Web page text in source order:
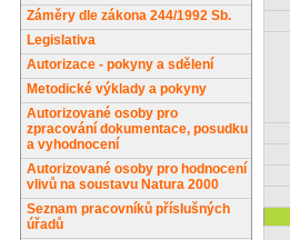
Záměry dle zákona 244/1992 Sb.
Legislativa
Autorizace - pokyny a sdělení
Metodické výklady a pokyny
Autorizované osoby pro
zpracování dokumentace, posudku
a vyhodnocení
Autorizované osoby pro hodnocení
vlivů na soustavu Natura 2000
Seznam pracovníků příslušných
úřadů